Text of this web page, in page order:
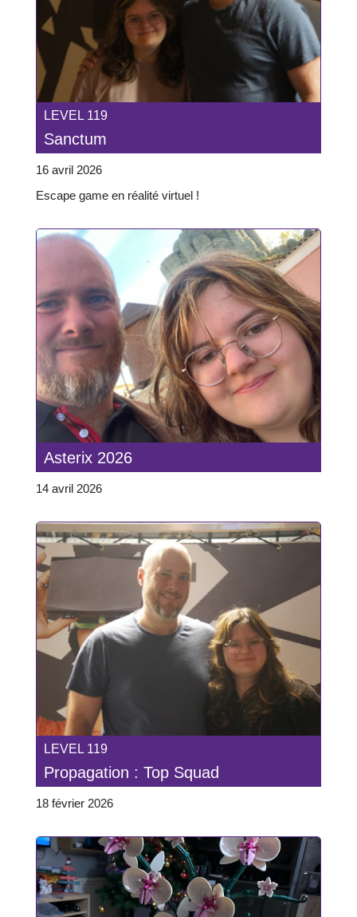
LEVEL 119
Sanctum
16 avril 2026
Escape game en réalité virtuel !
Asterix 2026
14 avril 2026
LEVEL 119
Propagation : Top Squad
18 février 2026